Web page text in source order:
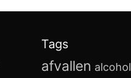
Tags
afvallen alcohol